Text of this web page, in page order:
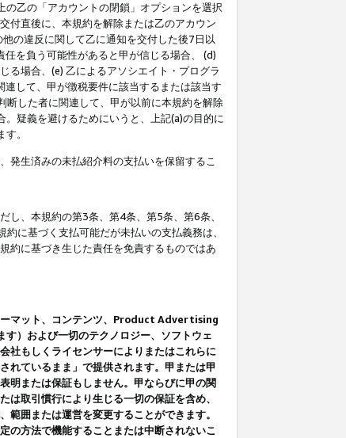
乙の「アカウントの閉鎖」オプションを選択
付直後に、本規約を解除または乙のアカウン
の違反に関して乙に通知を交付した後7日以
を負う可能性があると甲が信じる場合、 (d)
る場合、(e) 乙によるアソシエイト・プログラ
して、甲が徴税要件に該当するまたは該当す
断した者に関連して、甲が以前に本規約を解除
。疑義を避けるためにいうと、上記(a)の目的に
。
発生済みの未払紹介料の支払いを保留するこ
し、本規約の第3条、第4条、第5条、第6条、
に基づく支払可能だが未払いの支払義務は、
約に基づき生じた責任を免責するものではあ
ーマット、コンテンツ、Product Advertising
）および一切のテクノロジー、ソフトウェ
社もしくライセンサーによりまたはこれらに
れているまま」で提供されます。甲または甲
明または保証もしません。甲ならびに甲の関
取引慣行により生じる一切の保証を含め、
囲または運営を変更することができます。
の方法で機能することまたは中断されないこ